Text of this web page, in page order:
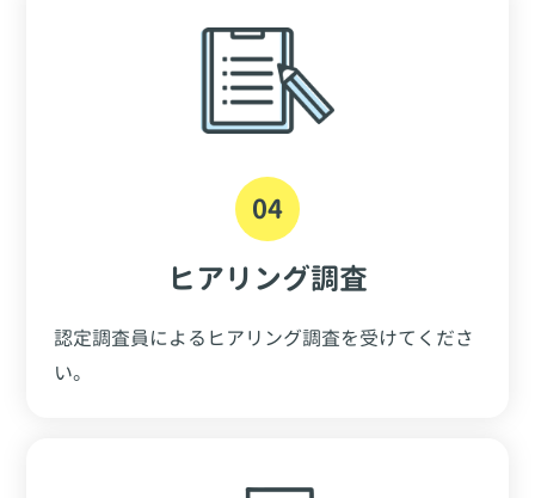
04
ヒアリング調査
認定調査員によるヒアリング調査を受けてくださ
い。